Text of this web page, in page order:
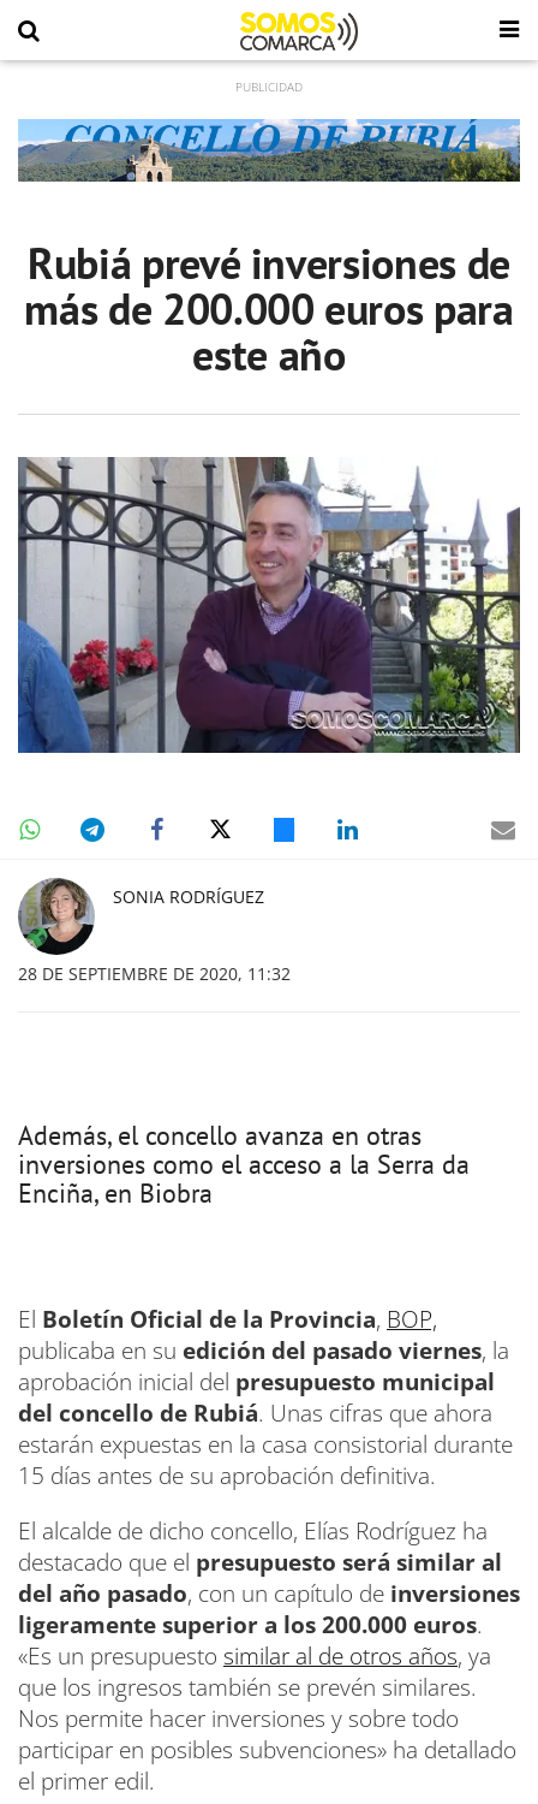
Rubiá prevé inversiones de
más de 200.000 euros para
este año
SONIA RODRÍGUEZ
28 DE SEPTIEMBRE DE 2020, 11:32
Además, el concello avanza en otras
inversiones como el acceso a la Serra da
Enciña, en Biobra
El Boletín Oficial de la Provincia, BOP,
publicaba en su edición del pasado viernes, la
aprobación inicial del presupuesto municipal
del concello de Rubiá. Unas cifras que ahora
estarán expuestas en la casa consistorial durante
15 días antes de su aprobación definitiva.
El alcalde de dicho concello, Elías Rodríguez ha
destacado que el presupuesto será similar al
del año pasado, con un capítulo de inversiones
ligeramente superior a los 200.000 euros.
«Es un presupuesto similar al de otros años, ya
que los ingresos también se prevén similares.
Nos permite hacer inversiones y sobre todo
participar en posibles subvenciones» ha detallado
el primer edil.